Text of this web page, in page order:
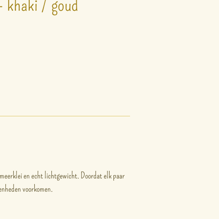
khaki / goud
en echt lichtgewicht. Doordat elk paar
voorkomen.